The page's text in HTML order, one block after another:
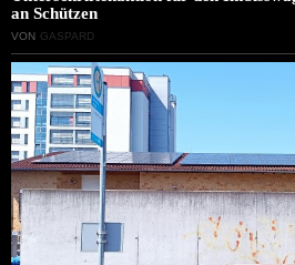
an Schützen
VON GASPARD